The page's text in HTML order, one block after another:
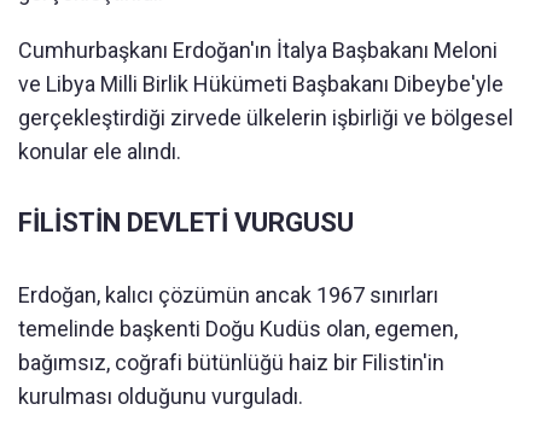
Cumhurbaşkanı Erdoğan'ın İtalya Başbakanı Meloni
ve Libya Milli Birlik Hükümeti Başbakanı Dibeybe'yle
gerçekleştirdiği zirvede ülkelerin işbirliği ve bölgesel
konular ele alındı.
FİLİSTİN DEVLETİ VURGUSU
Erdoğan, kalıcı çözümün ancak 1967 sınırları
temelinde başkenti Doğu Kudüs olan, egemen,
bağımsız, coğrafi bütünlüğü haiz bir Filistin'in
kurulması olduğunu vurguladı.